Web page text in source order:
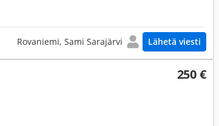
Rovaniemi, Sami Sarajärvi Lähetä viesti
250 €